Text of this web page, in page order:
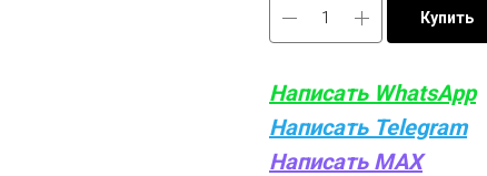
Купить
Написать WhatsApp
Написать Telegram
Написать MAX